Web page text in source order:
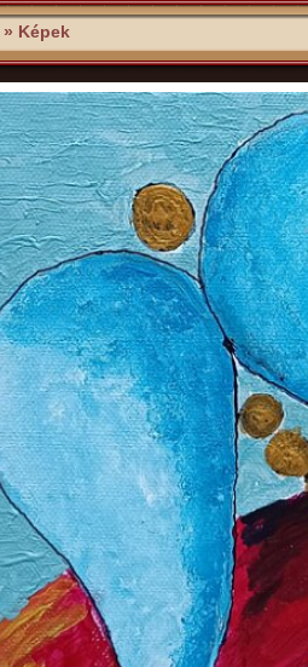
» Képek